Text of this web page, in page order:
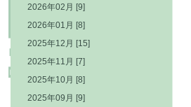
2026年02月 [9]
2026年01月 [8]
2025年12月 [15]
2025年11月 [7]
2025年10月 [8]
2025年09月 [9]